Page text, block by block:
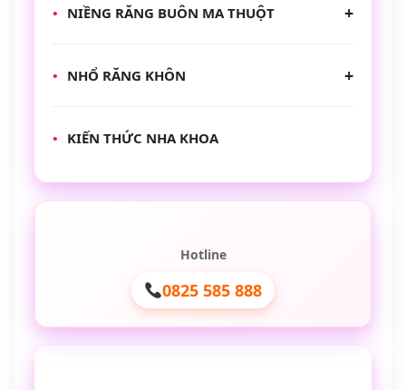
NIỀNG RĂNG BUÔN MA THUỘT
NHỔ RĂNG KHÔN
KIẾN THỨC NHA KHOA
Hotline
0825 585 888